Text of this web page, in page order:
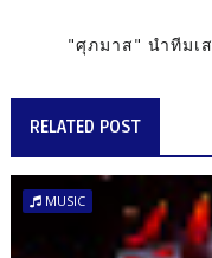
"ศุภมาส" นำทีมเ
RELATED POST
MUSIC